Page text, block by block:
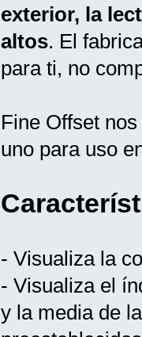
exterior, la
altos. El
para ti, no
Fine Offset
uno para uso
- Visualiza la
- Visualiza el
y la media de